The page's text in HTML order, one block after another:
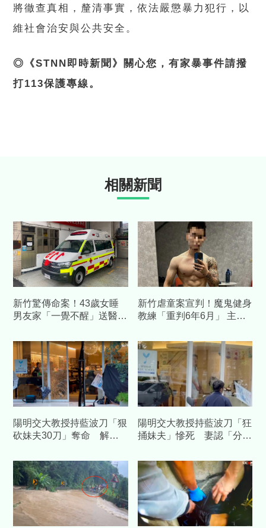
將徹查真相，釐清事實，依法嚴懲暴力犯行，以
維社會治安與公共安全。
◎《STNN即時新聞》關心您，有家暴事件請撥
打113保護專線。
相關新聞
新竹驚傳命案！43歲女睡
男友家「一覺不醒」送醫
害致死遭聲押
新竹虐童案宣判！魔鬼健身
教練「重判6年6月」 主嫌
陽明交大教授持藍波刀「狠
砍妹夫30刀」奪命 解剖
陽明交大教授持藍波刀「狂
捅妹夫」慘死 妻認「分產
人